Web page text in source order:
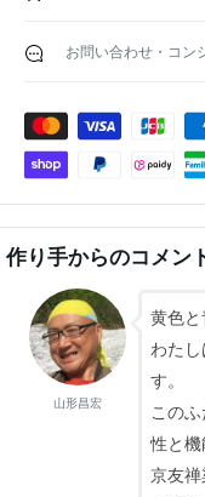
お問い合わせ・コン
作り手からのコメン
山形昌宏
黄色と
わた
す。
この
性と機
京友